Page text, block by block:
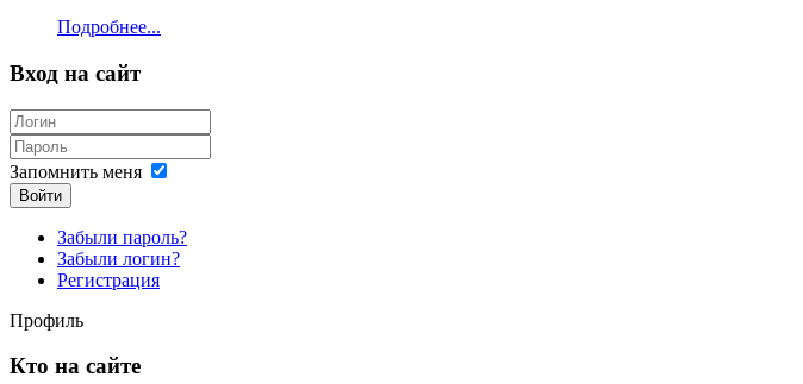
Подробнее...
Вход на сайт
Запомнить меня
Войти
Забыли пароль?
Забыли логин?
Регистрация
Профиль
Кто на сайте